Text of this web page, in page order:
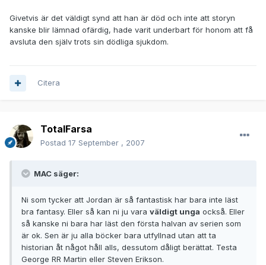
Givetvis är det väldigt synd att han är död och inte att storyn
kanske blir lämnad ofärdig, hade varit underbart för honom att få
avsluta den själv trots sin dödliga sjukdom.
Citera
TotalFarsa
Postad 17 September , 2007
MAC säger:
Ni som tycker att Jordan är så fantastisk har bara inte läst
bra fantasy. Eller så kan ni ju vara väldigt unga också. Eller
så kanske ni bara har läst den första halvan av serien som
är ok. Sen är ju alla böcker bara utfyllnad utan att ta
historian åt något håll alls, dessutom dåligt berättat. Testa
George RR Martin eller Steven Erikson.